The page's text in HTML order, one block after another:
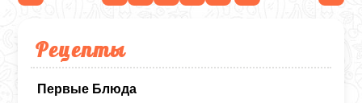
Рецепты
Первые Блюда